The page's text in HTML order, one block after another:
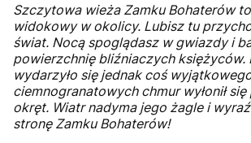
Szczytowa wieża Zamku Bohaterów
widokowy w okolicy. Lubisz tu
świat. Nocą spoglądasz w gwiazdy i
powierzchnię bliźniaczych księżyców.
wydarzyło się jednak coś
ciemnogranatowych chmur wyłonił
okręt. Wiatr nadyma jego żagle i
stronę Zamku Bohaterów!